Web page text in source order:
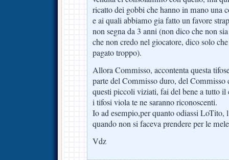
ricatto dei gobbi che hanno in mano una
e ai quali abbiamo gia fatto un favore
non segna da 3 anni (non dico che non
che non credo nel giocatore, dico solo
pagato troppo).
Allora Commisso, accontenta questa
parte del Commisso duro, del Commisso
questi piccoli viziati, fai del bene a tutto il
i tifosi viola te ne saranno riconoscenti.
Io ad esempio,per quanto odiassi LoTito,
quando non si faceva prendere per le
Vdz